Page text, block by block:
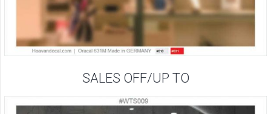
SALES OFF/UP TO